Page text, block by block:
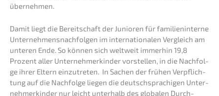
übernehmen.
Damit liegt die Bereit­schaft der Junio­ren für famili­en­in­ter­ne
Unter­neh­mens­nach­fol­gen im inter­na­tio­na­len Vergleich am
unteren Ende. So können sich weltweit immer­hin 19,8
Prozent aller Unter­neh­mer­kin­der vorstel­len, in die Nachfol­
ge ihrer Eltern einzu­tre­ten. In Sachen der frühen Verpflich­
tung auf die Nachfol­ge liegen die deutsch­spra­chi­gen Unter­
neh­mer­kin­der nur leicht unter­halb des globa­len Durch­